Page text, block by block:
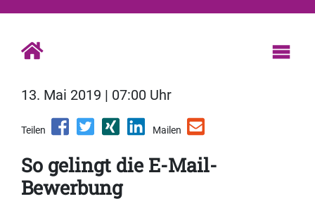
13. Mai 2019 | 07:00 Uhr
Teilen Mailen
So gelingt die E-Mail-
Bewerbung